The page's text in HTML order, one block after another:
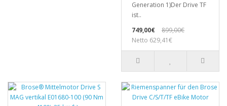
Generation 1)Der Drive TF
ist..
749,00€
899,00€
Netto 629,41€